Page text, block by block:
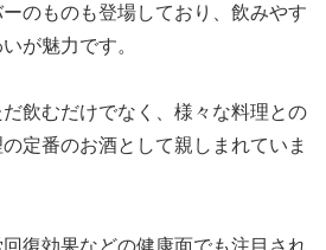
のものも登場しており、飲みやす
が魅力です。
飲むだけでなく、様々な料理との
定番のお酒として親しまれていま